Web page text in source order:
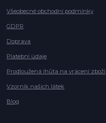
Všeobecné obchodní podmínky
GDPR
Doprava
Platební údaje
Prodloužená lhůta na vrácení zboží
Vzorník našich látek
Blog